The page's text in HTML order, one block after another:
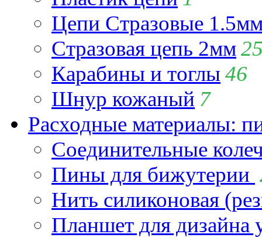
Цепи Стразовые
Стразовая цепь 2мм
Карабины и тоглы 46
Шнур кожаный 7
Расходные материалы:
Соединительные
Пины для бижутерии
Нить силиконовая
Планшет для